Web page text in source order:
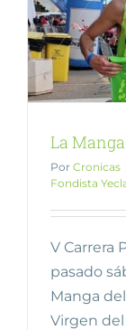
La
Por Cronicas
Fondista
V Carrera
pasado
Manga
Virgen